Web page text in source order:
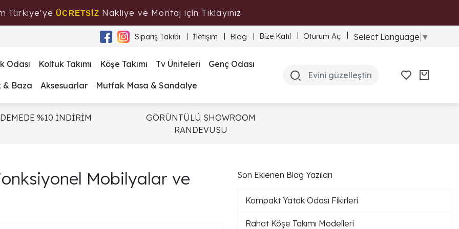
Türkiye'ye ÜCRETSİZ Nakliye ve Montaj için Tıklayınız
Sipariş Takibi İletişim Blog Bize Katıl Oturum Aç Select Language ▼
Odası Koltuk Takımı Köşe Takımı Tv Üniteleri Genç Odası
& Baza Aksesuarlar Mutfak Masa & Sandalye
%10 İNDİRİM
GÖRÜNTÜLÜ SHOWROOM
RANDEVUSU
Mobilyalar ve Son Eklenen Blog Yazıları
Kompakt Yatak Odası Fikirleri
Rahat Köşe Takımı Modelleri